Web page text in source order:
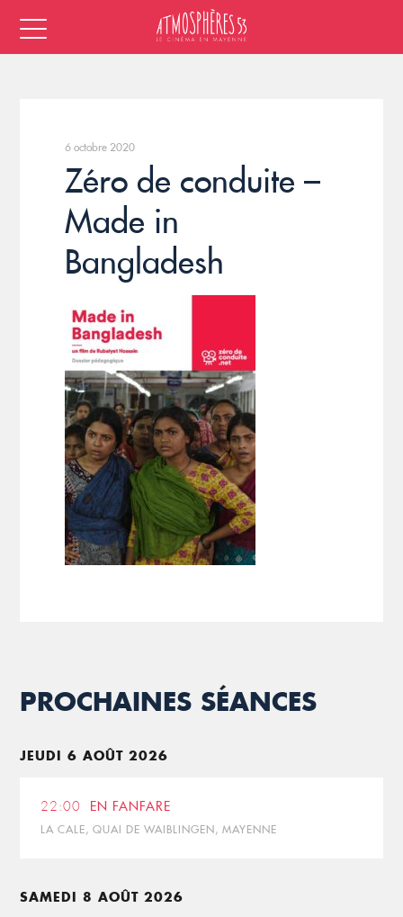
6 octobre 2020
Zéro de conduite –
Made in
Bangladesh
PROCHAINES SÉANCES
JEUDI 6 AOÛT 2026
22:00 EN FANFARE
LA CALE, QUAI DE WAIBLINGEN, MAYENNE
SAMEDI 8 AOÛT 2026